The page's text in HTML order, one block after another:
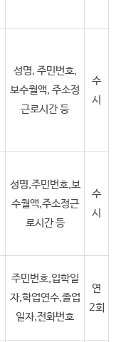
성명, 주민번호,
보수월액, 주소정
근로시간 등
수
시
성명,주민번호,보
수월액,주소정근
로시간 등
수
시
주민번호,입학일
자,학업연수,졸업
일자,전화번호
연
2회